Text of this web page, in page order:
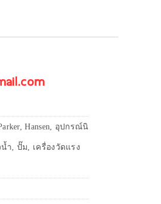
Hansen, อุปกรณ์นิ
ำ, ปั๊ม, เครื่องวัดแรง